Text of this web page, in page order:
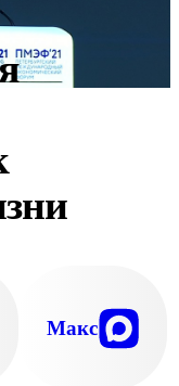
Макс